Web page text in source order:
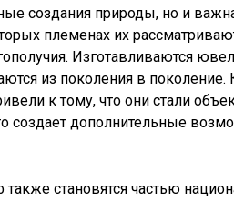
создания природы, но и
племенах их
Изготавливаются
из поколения в поколение.
к тому, что они стали
создает дополнительные
становятся частью